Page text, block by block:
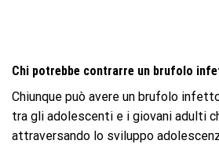
Chi potrebbe contrarre un brufolo
Chiunque può avere un brufolo
tra gli adolescenti e i giovani adulti
attraversando lo sviluppo